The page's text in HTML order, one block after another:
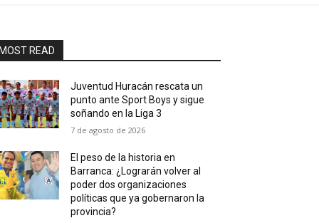
READ
Juventud Huracán rescata un
punto ante Sport Boys y sigue
soñando en la Liga 3
7 de agosto de 2026
El peso de la historia en
Barranca: ¿Lograrán volver al
poder dos organizaciones
políticas que ya gobernaron la
provincia?